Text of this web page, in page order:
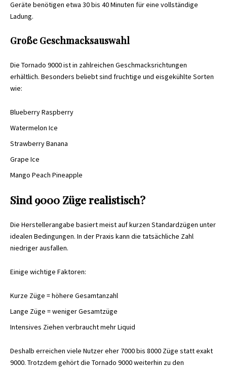
Geräte benötigen etwa 30 bis 40 Minuten für eine vollständige
Ladung.
Große Geschmacksauswahl
Die Tornado 9000 ist in zahlreichen Geschmacksrichtungen
erhältlich. Besonders beliebt sind fruchtige und eisgekühlte Sorten
wie:
Blueberry Raspberry
Watermelon Ice
Strawberry Banana
Grape Ice
Mango Peach Pineapple
Sind 9000 Züge realistisch?
Die Herstellerangabe basiert meist auf kurzen Standardzügen unter
idealen Bedingungen. In der Praxis kann die tatsächliche Zahl
niedriger ausfallen.
Einige wichtige Faktoren:
Kurze Züge = höhere Gesamtanzahl
Lange Züge = weniger Gesamtzüge
Intensives Ziehen verbraucht mehr Liquid
Deshalb erreichen viele Nutzer eher 7000 bis 8000 Züge statt exakt
9000. Trotzdem gehört die Tornado 9000 weiterhin zu den